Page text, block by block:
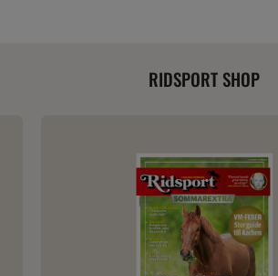
RIDSPORT SHOP